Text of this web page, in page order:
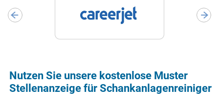
Nutzen Sie unsere kostenlose Muster
Stellenanzeige für Schankanlagenreiniger